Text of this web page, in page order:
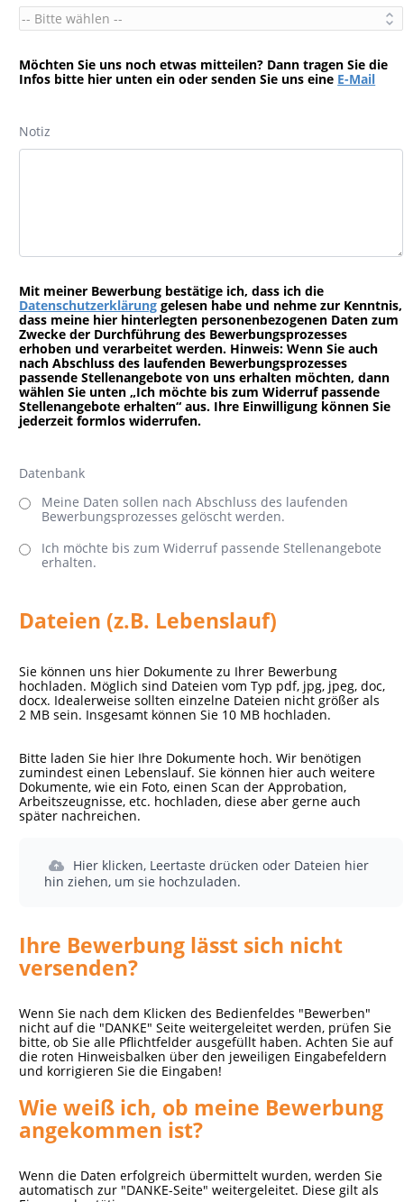
Möchten Sie uns noch etwas mitteilen? Dann tragen Sie die
Infos bitte hier unten ein oder senden Sie uns eine E-Mail
Notiz
Mit meiner Bewerbung bestätige ich, dass ich die
Datenschutzerklärung gelesen habe und nehme zur Kenntnis,
dass meine hier hinterlegten personenbezogenen Daten zum
Zwecke der Durchführung des Bewerbungsprozesses
erhoben und verarbeitet werden. Hinweis: Wenn Sie auch
nach Abschluss des laufenden Bewerbungsprozesses
passende Stellenangebote von uns erhalten möchten, dann
wählen Sie unten „Ich möchte bis zum Widerruf passende
Stellenangebote erhalten“ aus. Ihre Einwilligung können Sie
jederzeit formlos widerrufen.
Datenbank
Meine Daten sollen nach Abschluss des laufenden
Bewerbungsprozesses gelöscht werden.
Ich möchte bis zum Widerruf passende Stellenangebote
erhalten.
Dateien (z.B. Lebenslauf)
Sie können uns hier Dokumente zu Ihrer Bewerbung
hochladen. Möglich sind Dateien vom Typ pdf, jpg, jpeg, doc,
docx. Idealerweise sollten einzelne Dateien nicht größer als
2 MB sein. Insgesamt können Sie 10 MB hochladen.
Bitte laden Sie hier Ihre Dokumente hoch. Wir benötigen
zumindest einen Lebenslauf. Sie können hier auch weitere
Dokumente, wie ein Foto, einen Scan der Approbation,
Arbeitszeugnisse, etc. hochladen, diese aber gerne auch
später nachreichen.
Hier klicken, Leertaste drücken oder Dateien hier
hin ziehen, um sie hochzuladen.
Ihre Bewerbung lässt sich nicht
versenden?
Wenn Sie nach dem Klicken des Bedienfeldes "Bewerben"
nicht auf die "DANKE" Seite weitergeleitet werden, prüfen Sie
bitte, ob Sie alle Pflichtfelder ausgefüllt haben. Achten Sie auf
die roten Hinweisbalken über den jeweiligen Eingabefeldern
und korrigieren Sie die Eingaben!
Wie weiß ich, ob meine Bewerbung
angekommen ist?
Wenn die Daten erfolgreich übermittelt wurden, werden Sie
automatisch zur "DANKE-Seite" weitergeleitet. Diese gilt als